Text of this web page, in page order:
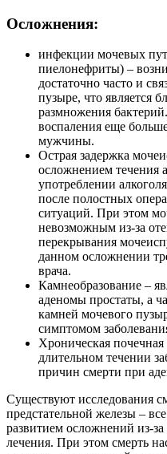
Осложнения:
инфекции мочевых
пиелонефриты) –
достаточно часто и
пузыре, что является
размножения
воспаления еще
мужчины.
Острая задержка
осложнением течения
употреблении
после полостных
ситуаций. При этом
невозможным из-за
перекрывания
данном осложнении
врача.
Камнеобразование –
аденомы простаты, а
камней мочевого
симптомом
Хроническая почечная
длительном течении
причин смерти при
Существуют исследования
предстательной железы –
развитием осложнений из-
лечения. При этом смерть